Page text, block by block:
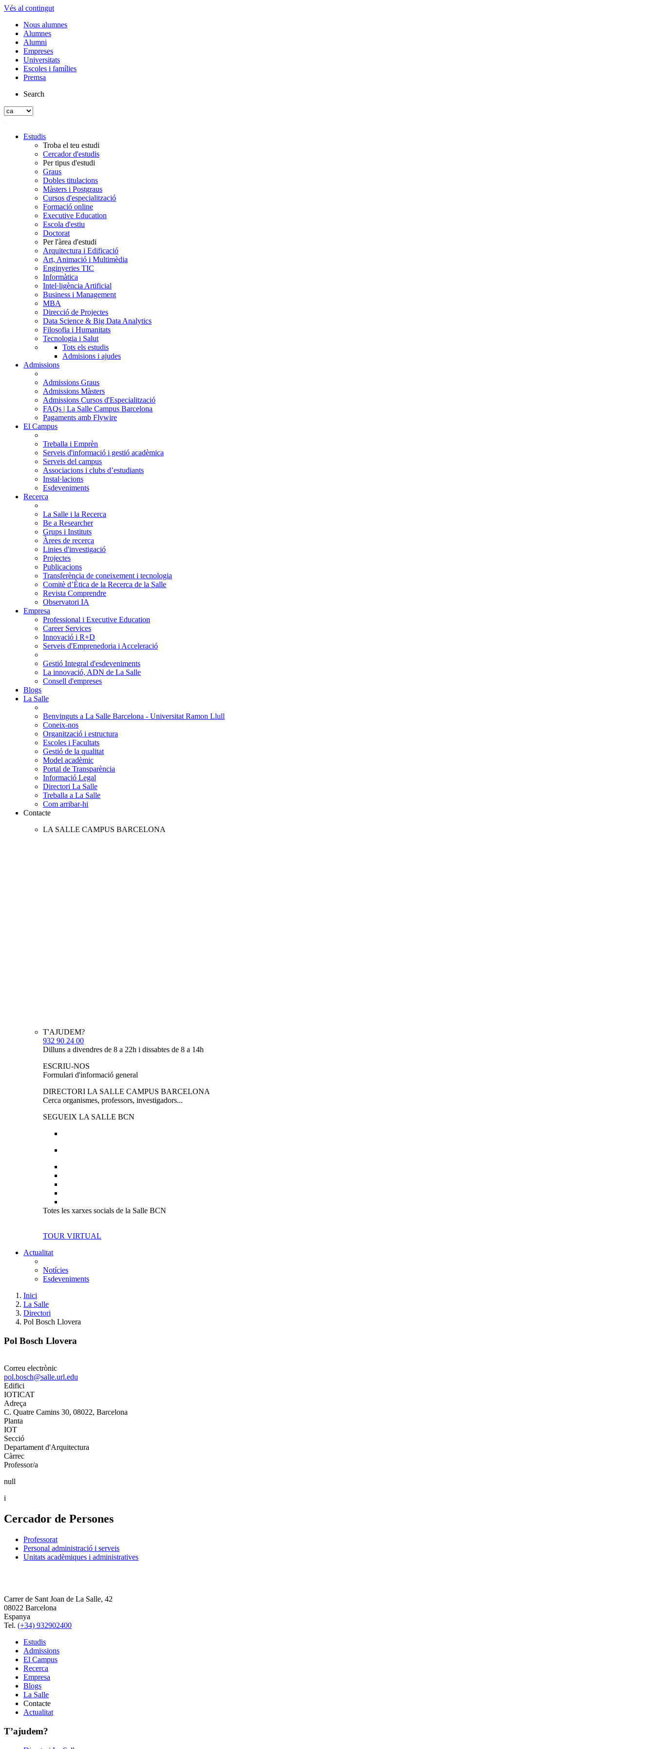
Vés al contingut
Nous alumnes
Alumnes
Alumni
Empreses
Universitats
Escoles i famílies
Premsa
Search
Estudis
Troba el teu estudi
Cercador d'estudis
Per tipus d'estudi
Graus
Dobles titulacions
Màsters i Postgraus
Cursos d'especialització
Formació online
Executive Education
Escola d'estiu
Doctorat
Per l'àrea d'estudi
Arquitectura i Edificació
Art, Animació i Multimèdia
Enginyeries TIC
Informàtica
Intel·ligència Artificial
Business i Management
MBA
Direcció de Projectes
Data Science & Big Data Analytics
Filosofia i Humanitats
Tecnologia i Salut
Tots els estudis
Admisions i ajudes
Admissions
Admissions Graus
Admissions Màsters
Admissions Cursos d'Especialització
FAQs | La Salle Campus Barcelona
Pagaments amb Flywire
El Campus
Treballa i Emprèn
Serveis d'informació i gestió acadèmica
Serveis del campus
Associacions i clubs d’estudiants
Instal·lacions
Esdeveniments
Recerca
La Salle i la Recerca
Be a Researcher
Grups i Instituts
Àrees de recerca
Linies d'investigació
Projectes
Publicacions
Transferència de coneixement i tecnologia
Comitè d’Ètica de la Recerca de la Salle
Revista Comprendre
Observatori IA
Empresa
Professional i Executive Education
Career Services
Innovació i R+D
Serveis d'Emprenedoria i Acceleració
Gestió Integral d'esdeveniments
La innovació, ADN de La Salle
Consell d'empreses
Blogs
La Salle
Benvinguts a La Salle Barcelona - Universitat Ramon Llull
Coneix-nos
Organització i estructura
Escoles i Facultats
Gestió de la qualitat
Model acadèmic
Portal de Transparència
Informació Legal
Directori La Salle
Treballa a La Salle
Com arribar-hi
Contacte
LA SALLE CAMPUS BARCELONA
T'AJUDEM?
932 90 24 00
Dilluns a divendres de 8 a 22h i dissabtes de 8 a 14h
ESCRIU-NOS
Formulari d'informació general
DIRECTORI LA SALLE CAMPUS BARCELONA
Cerca organismes, professors, investigadors...
SEGUEIX LA SALLE BCN
Totes les xarxes socials de la Salle BCN
TOUR VIRTUAL
Actualitat
Notícies
Esdeveniments
Inici
La Salle
Directori
Pol Bosch Llovera
Pol Bosch Llovera
Correu electrònic
pol.bosch@salle.url.edu
Edifici
IOTICAT
Adreça
C. Quatre Camins 30, 08022, Barcelona
Planta
IOT
Secció
Departament d'Arquitectura
Càrrec
Professor/a
null
i
Cercador de Persones
Professorat
Personal administració i serveis
Unitats acadèmiques i administratives
Carrer de Sant Joan de La Salle, 42
08022 Barcelona
Espanya
Tel. (+34) 932902400
Estudis
Admissions
El Campus
Recerca
Empresa
Blogs
La Salle
Contacte
Actualitat
T’ajudem?